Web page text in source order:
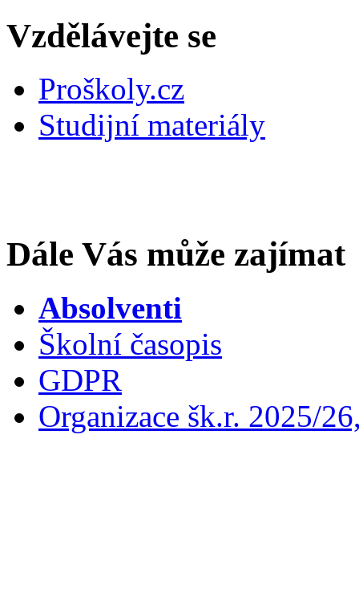
Vzdělávejte se
Proškoly.cz
Studijní materiály
Dále Vás může zajímat
Absolventi
Školní časopis
GDPR
Organizace šk.r. 2025/